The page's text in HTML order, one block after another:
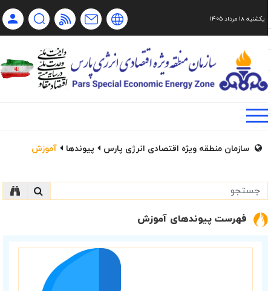
فا Ru Ch
یکشنبه ۱۸ مرداد ۱۴۰۵
سازمان منطقه ویژه اقتصادی انرژی پارس پیوندها آموزش
فهرست پیوندهای آموزش